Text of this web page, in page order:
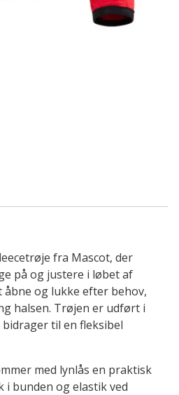
fra Mascot, der
på og justere i løbet af
åbne og lukke efter behov,
halsen. Trøjen er udført i
til en fleksibel
med lynlås en praktisk
i bunden og elastik ved